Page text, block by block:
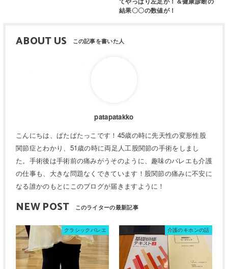
結果〇〇の数値が！
ABOUT US
patapatakko
こんにちは、ぱたぱたっこです！45歳の時に先天性の変形性股
関節症とわかり、51歳の時に両足人工股関節の手術をしまし
た。手術後は手術前の痛みがうそのように、趣味のバレエも介護
の仕事も、大きな問題なくできています！股関節の痛みに不安に
なる誰かのもとにこのブログが届きますように！
NEW POST
クラシックバレエ 介護のキホンの話